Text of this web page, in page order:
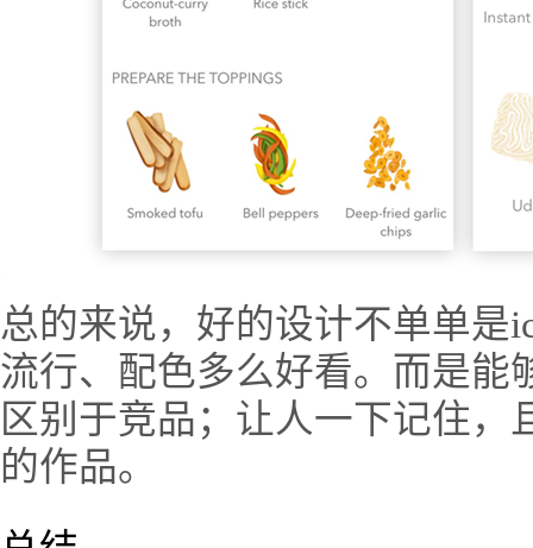
总的来说，好的设计不单单是
流行、配色多么好看。而是能
区别于竞品；让人一下记住
的作品。